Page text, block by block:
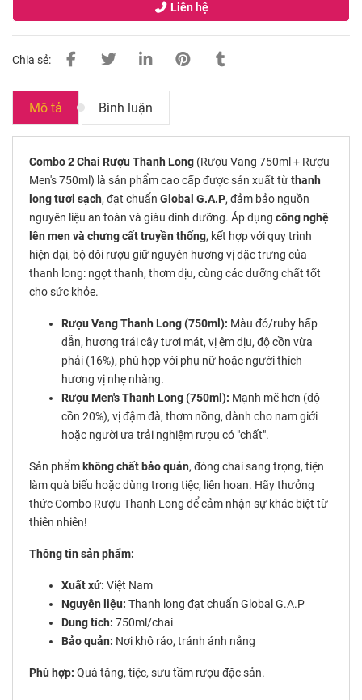
Liên hệ
Chia sẻ:
Mô tả Bình luận
Combo 2 Chai Rượu Thanh Long (Rượu Vang 750ml + Rượu
Men's 750ml) là sản phẩm cao cấp được sản xuất từthanh
long tươi sạch, đạt chuẩn Global G.A.P, đảm bảo nguồn
nguyên liệu an toàn và giàu dinh dưỡng. Áp dụng công nghệ
lên men và chưng cất truyền thống, kết hợp với quy trình
hiện đại, bộ đôi rượu giữ nguyên hương vị đặc trưng của
thanh long: ngọt thanh, thơm dịu, cùng các dưỡng chất tốt
cho sức khỏe.
Rượu Vang Thanh Long (750ml): Màu đỏ/ruby hấp
dẫn, hương trái cây tươi mát, vị êm dịu, độ cồn vừa
phải (16%), phù hợp với phụ nữ hoặc người thích
hương vị nhẹ nhàng.
Rượu Men's Thanh Long (750ml): Mạnh mẽ hơn (độ
cồn 20%), vị đậm đà, thơm nồng, dành cho nam giới
hoặc người ưa trải nghiệm rượu có "chất".
Sản phẩm không chất bảo quản, đóng chai sang trọng, tiện
làm quà biếu hoặc dùng trong tiệc, liên hoan. Hãy thưởng
thức Combo Rượu Thanh Long để cảm nhận sự khác biệt từ
thiên nhiên!
Thông tin sản phẩm:
Xuất xứ: Việt Nam
Nguyên liệu: Thanh long đạt chuẩn Global G.A.P
Dung tích: 750ml/chai
Bảo quản: Nơi khô ráo, tránh ánh nắng
Phù hợp: Quà tặng, tiệc, sưu tầm rượu đặc sản.